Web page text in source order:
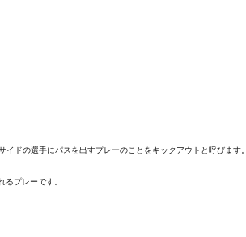
ドの選手にパスを出すプレーのことをキックアウトと呼びます。
プレーです。